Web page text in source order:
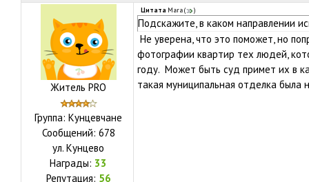
Житель PRO
Группа: Кунцевчане
Сообщений: 678
ул. Кунцево
Награды: 33
Репутация: 56
Цитата Mara( )
Подскажите, в каком направлении
Не уверена, что это поможет, но
фотографии квартир тех людей,
году. Может быть суд примет их в
такая муниципальная отделка была